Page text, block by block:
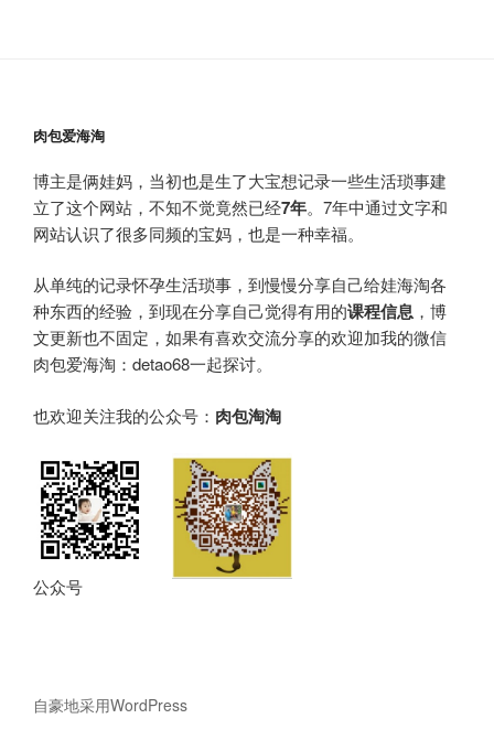
肉包爱海淘
博主是俩娃妈，当初也是生了大宝想记录一些生活琐事建
立了这个网站，不知不觉竟然已经7年。7年中通过文字和
网站认识了很多同频的宝妈，也是一种幸福。
从单纯的记录怀孕生活琐事，到慢慢分享自己给娃海淘各
种东西的经验，到现在分享自己觉得有用的课程信息 ，博
文更新也不固定，如果有喜欢交流分享的欢迎加我的微信
肉包爱海淘：detao68一起探讨。
也欢迎关注我的公众号： 肉包淘淘
公众号
自豪地采用WordPress